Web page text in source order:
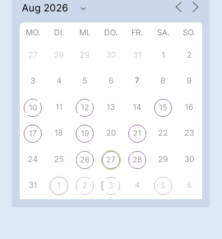
MO. DI. MI. DO. FR. SA. SO.
27 28 29 30 31 1 2
3 4 5 6 7 8 9
10 11 12 13 14 15 16
17 18 19 20 21 22 23
24 25 26 27 28 29 30
31 1 2 3 4 5 6